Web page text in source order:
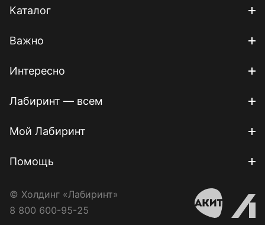
Каталог
Важно
Интересно
Лабиринт — всем
Мой Лабиринт
Помощь
© Холдинг «Лабиринт»
8 800 600-95-25